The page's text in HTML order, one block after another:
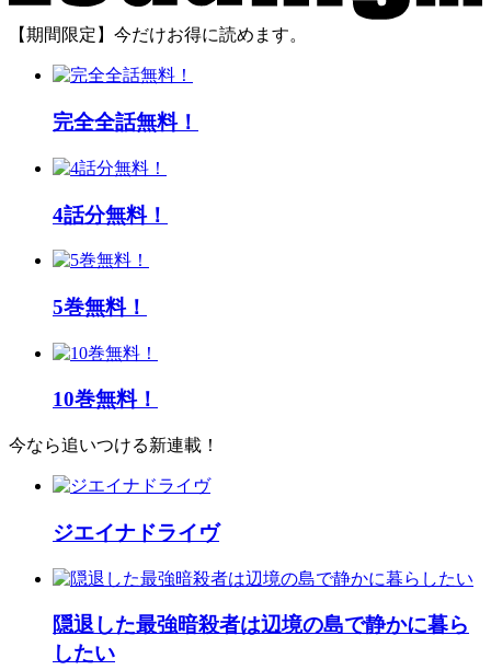
【期間限定】今だけお得に読めます。
完全全話無料！
4話分無料！
5巻無料！
10巻無料！
今なら追いつける新連載！
ジエイナドライヴ
隠退した最強暗殺者は辺境の島で静かに暮ら
したい